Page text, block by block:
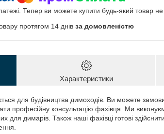
Тепер ви можете купити будь-який товар
протягом 14 днів за домовленістю
Характеристики
для будівництва димоходів. Ви можете
професійну консультацію фахівця. Ми
для димарів. Також наші фахівці готові